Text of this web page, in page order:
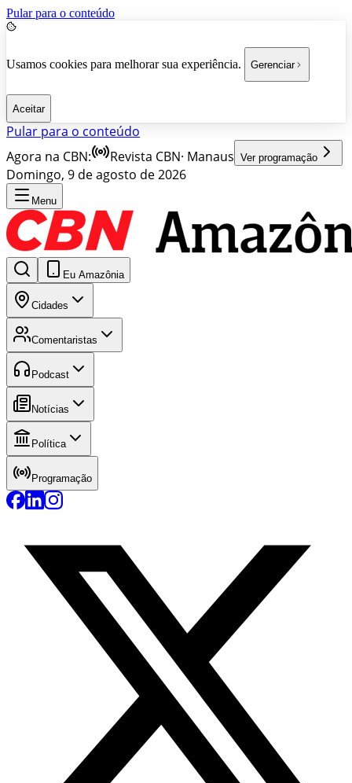
Pular para o conteúdo
Usamos cookies para melhorar sua experiência. Gerenciar
Aceitar
Pular para o conteúdo
Agora na CBN:
Revista CBN· Manaus Ver programação
Domingo, 9 de agosto de 2026
Menu
Eu Amazônia
Cidades
Comentaristas
Podcast
Notícias
Política
Programação